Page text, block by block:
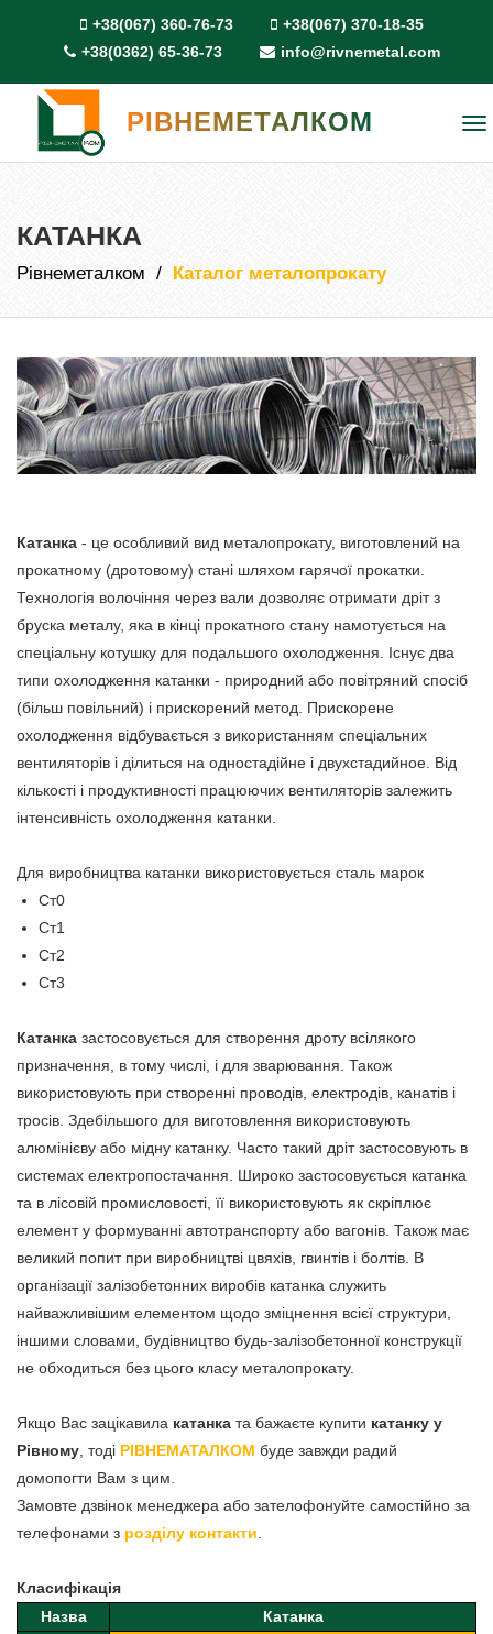
+38(067) 360-76-73
+38(067) 370-18-35
+38(0362) 65-36-73
info@rivnemetal.com
РІВНЕМЕТАЛКОМ
КАТАНКА
Рівнеметалком Каталог металопрокату
Катанка - це особливий вид металопрокату, виготовлений на
прокатному (дротовому) стані шляхом гарячої прокатки.
Технологія волочіння через вали дозволяє отримати дріт з
бруска металу, яка в кінці прокатного стану намотується на
спеціальну котушку для подальшого охолодження. Існує два
типи охолодження катанки - природний або повітряний спосіб
(більш повільний) і прискорений метод. Прискорене
охолодження відбувається з використанням спеціальних
вентиляторів і ділиться на одностадійне і двухстадийное. Від
кількості і продуктивності працюючих вентиляторів залежить
інтенсивність охолодження катанки.
Для виробництва катанки використовується сталь марок
Ст0
Ст1
Ст2
Ст3
Катанка застосовується для створення дроту всілякого
призначення, в тому числі, і для зварювання. Також
використовують при створенні проводів, електродів, канатів і
тросів. Здебільшого для виготовлення використовують
алюмінієву або мідну катанку. Часто такий дріт застосовують в
системах електропостачання. Широко застосовується катанка
та в лісовій промисловості, її використовують як скріплює
елемент у формуванні автотранспорту або вагонів. Також має
великий попит при виробництві цвяхів, гвинтів і болтів. В
організації залізобетонних виробів катанка служить
найважливішим елементом щодо зміцнення всієї структури,
іншими словами, будівництво будь-залізобетонної конструкції
не обходиться без цього класу металопрокату.
Якщо Вас зацікавила катанка та бажаєте купити катанку у
Рівному , тоді РІВНЕМАТАЛКОМ буде завжди радий
домопогти Вам з цим.
Замовте дзвінок менеджера або зателофонуйте самостійно за
телефонами з розділу контакти
Класифікація
Назва
Катанка